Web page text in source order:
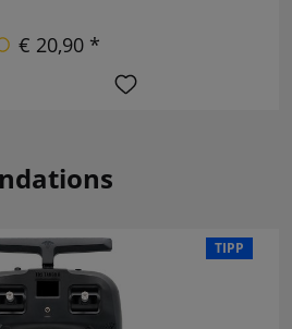
€ 20,90 *
TIPP